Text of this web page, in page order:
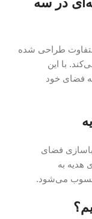
طراحی شده
با این
فضای خود
فضای
هدیه به
می‌شود.